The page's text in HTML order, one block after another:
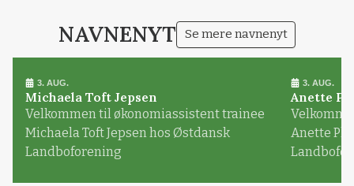
NAVNENYT Se mere navnenyt
3. AUG.
Michaela Toft Jepsen
Velkommen til økonomiassistent trainee
Michaela Toft Jepsen hos Østdansk
Landboforening
3. AUG.
Anette
Anette